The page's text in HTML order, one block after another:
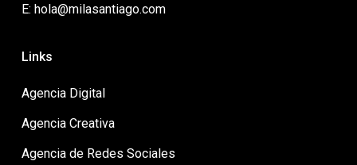
E: hola@milasantiago.com
Links
Agencia Digital
Agencia Creativa
Agencia de Redes Sociales